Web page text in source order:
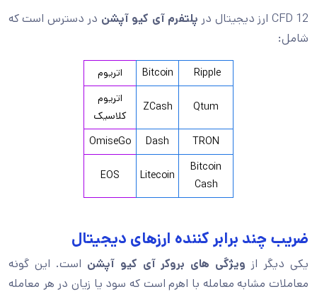
12 CFD ارز دیجیتال در
پلتفرم آی کیو آپشن در دسترس است که
شامل:
Ripple
Bitcoin اتریوم
Qtum
ZCash
اتریوم
کلاسیک
TRON
Dash
OmiseGo
Bitcoin
Cash
Litecoin
EOS
ضریب چند برابر کننده ارزهای دیجیتال
یکی دیگر از ویژگی های بروکر آی کیو آپشن است. این گونه
معاملات مشابه معامله با اهرم است که سود یا زیان در هر معامله